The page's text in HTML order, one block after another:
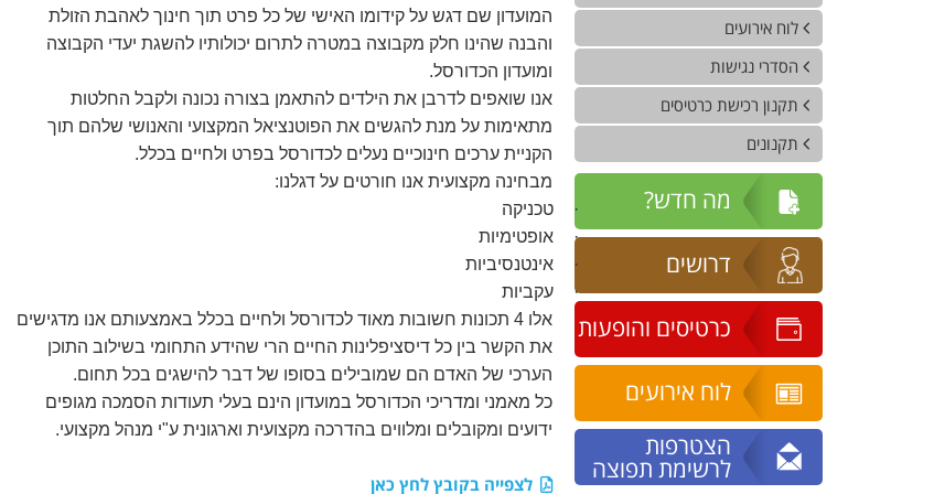
לוח אירועים
הסדרי נגישות
תקנון רכישת כרטיסים
תקנונים
מה חדש?
דרושים
כרטיסים והופעות
לוח אירועים
הצטרפות
לרשימת תפוצה
המועדון שם דגש על קידומו האישי של כל פרט תוך חינוך לאהבת הזולת
והבנה שהינו חלק מקבוצה במטרה לתרום יכולותיו להשגת יעדי הקבוצה
ומועדון הכדורסל.
אנו שואפים לדרבן את הילדים להתאמן בצורה נכונה ולקבל החלטות
מתאימות על מנת להגשים את הפוטנציאל המקצועי והאנושי שלהם תוך
הקניית ערכים חינוכיים נעלים לכדורסל בפרט ולחיים בכלל.
מבחינה מקצועית אנו חורטים על דגלנו:
· טכניקה
· אופטימיות
· אינטנסיביות
·
עקביות
אלו 4 תכונות חשובות מאוד לכדורסל ולחיים בכלל באמצעותם אנו מדגישים
את הקשר בין כל דיסציפלינות החיים הרי שהידע התחומי בשילוב התוכן
הערכי של האדם הם שמובילים בסופו של דבר להישגים בכל תחום.
כל מאמני ומדריכי הכדורסל במועדון הינם בעלי תעודות הסמכה מגופים
ידועים ומקובלים ומלווים בהדרכה מקצועית וארגונית ע"י מנהל מקצועי.
לצפייה בקובץ לחץ כאן